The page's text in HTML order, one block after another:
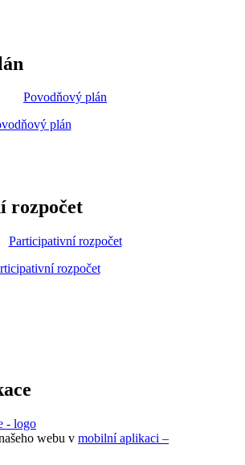
Povodňový plán
rozpočet
Participativní rozpočet
webu v mobilní aplikaci –